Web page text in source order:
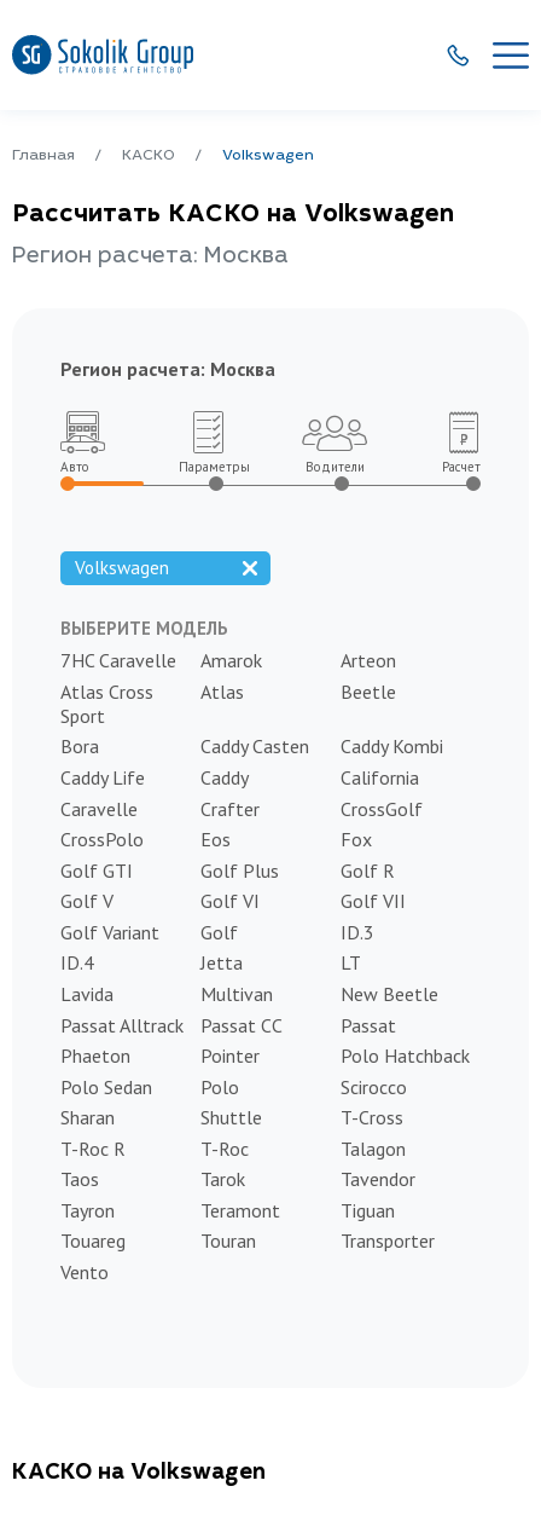
Главная КАСКО Volkswagen
Рассчитать КАСКО на Volkswagen
Регион расчета: Москва
Регион расчета: Москва
Авто Параметры Водители Расчет
Volkswagen
ВЫБЕРИТЕ МОДЕЛЬ
7HC Caravelle Amarok
Arteon
Atlas Cross
Sport
Atlas Beetle
Bora Caddy Casten
Caddy Kombi
Caddy Life
Caddy
California
Caravelle
Crafter
CrossGolf
CrossPolo
Eos
Fox
Golf GTI
Golf Plus
Golf R
Golf V
Golf VI
Golf VII
Golf Variant
Golf
ID.3
ID.4
Jetta
LT
Lavida
Multivan
New Beetle
Passat Alltrack
Passat CC
Passat
Phaeton
Pointer
Polo Hatchback
Polo Sedan
Polo
Scirocco
Sharan
Shuttle
T-Cross
T-Roc R
T-Roc
Talagon
Taos
Tarok
Tavendor
Tayron
Teramont
Tiguan
Touareg
Touran
Transporter
Vento
КАСКО на Volkswagen